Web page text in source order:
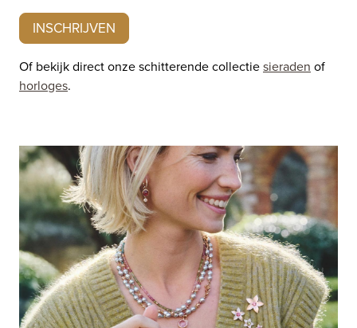
INSCHRIJVEN
Of bekijk direct onze schitterende collectiesieraden of
horloges.